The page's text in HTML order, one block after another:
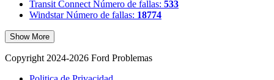
Transit Connect Número de fallas: 533
Windstar Número de fallas: 18774
Show More
Copyright 2024-2026 Ford Problemas